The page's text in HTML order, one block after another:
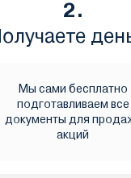
2.
Мы сами бесплатно
подготавливаем все
документы для
акций